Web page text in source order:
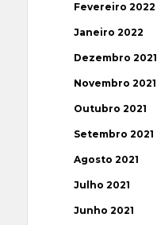
Fevereiro 2022
Janeiro 2022
Dezembro 2021
Novembro 2021
Outubro 2021
Setembro 2021
Agosto 2021
Julho 2021
Junho 2021